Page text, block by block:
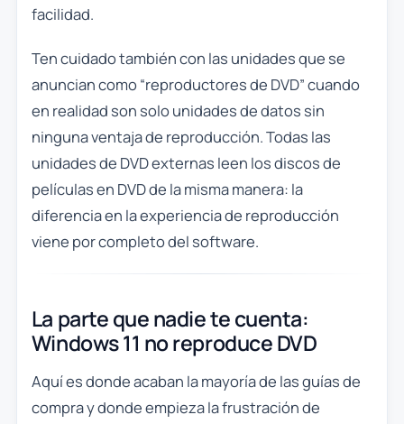
facilidad.
Ten cuidado también con las unidades que se
anuncian como “reproductores de DVD” cuando
en realidad son solo unidades de datos sin
ninguna ventaja de reproducción. Todas las
unidades de DVD externas leen los discos de
películas en DVD de la misma manera: la
diferencia en la experiencia de reproducción
viene por completo del software.
La parte que nadie te cuenta:
Windows 11 no reproduce DVD
Aquí es donde acaban la mayoría de las guías de
compra y donde empieza la frustración de